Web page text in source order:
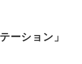
ーション」